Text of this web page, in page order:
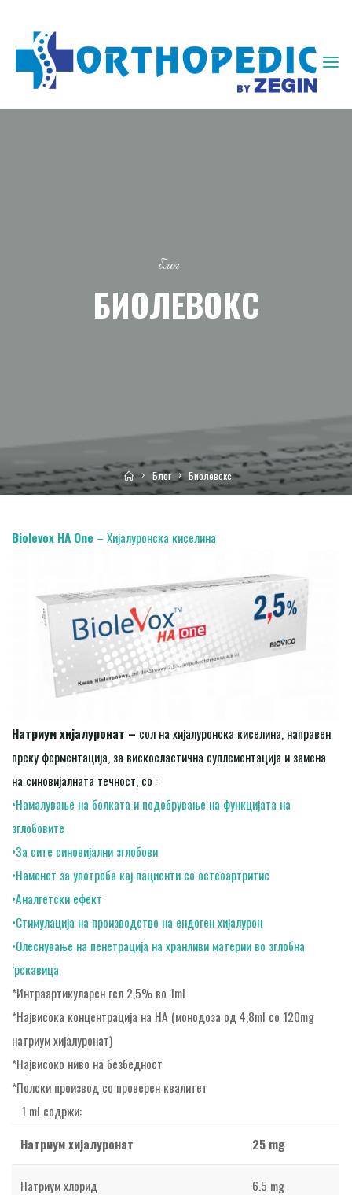
ЗЕГИН
блог
БИОЛЕВОКС
HomeБлог Биолевокс
Biolevox HA One – Хијалуронска киселина
Натриум хијалуронат – сол на хијалуронска киселина, направен
преку ферментација, за вискоеластична суплементација и замена
на синовијалната течност, со :
•Намалување на болката и подобрување на функцијата на
зглобовите
•За сите синовијални зглобови
•Наменет за употреба кај пациенти со остеоартритис
•Аналгетски ефект
•Стимулација на производство на ендоген хијалурон
•Олеснување на пенетрација на хранливи материи во зглобна
‘рскавица
*Интраартикуларен гел 2,5% во 1ml
*Највисока концентрација на HA (монодоза од 4,8ml со 120mg
натриум хијалуронат)
*Највисоко ниво на безбедност
*Полски производ со проверен квалитет
1 ml содржи:
Натриум хијалуронат
25 mg
Натриум хлорид 6.5 mg